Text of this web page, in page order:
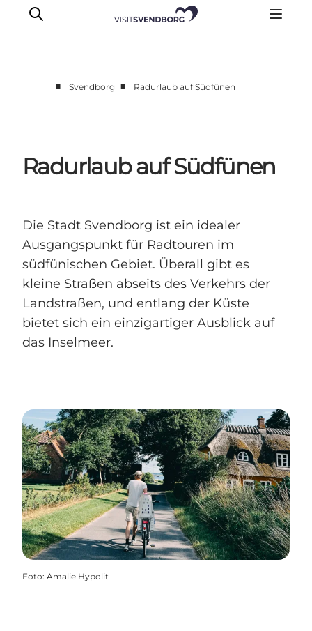
Shopping in Svendborg
Übernachtung
■ Svendborg ■ Radurlaub auf Südfünen
Radurlaub auf Südfünen
Die Stadt Svendborg ist ein idealer
Ausgangspunkt für Radtouren im
südfünischen Gebiet. Überall gibt es
kleine Straßen abseits des Verkehrs der
Landstraßen, und entlang der Küste
bietet sich ein einzigartiger Ausblick auf
das Inselmeer.
Foto: Amalie Hypolit